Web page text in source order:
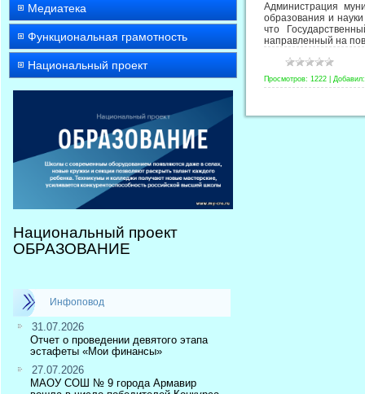
Медиатека
Функциональная грамотность
Национальный проект
Национальный проект
ОБРАЗОВАНИЕ
Инфоповод
31.07.2026
Отчет о проведении девятого этапа
эстафеты «Мои финансы»
27.07.2026
МАОУ СОШ № 9 города Армавир
Администрация
образования и
что
направленный на
Просмотров: 1222 Добавил: